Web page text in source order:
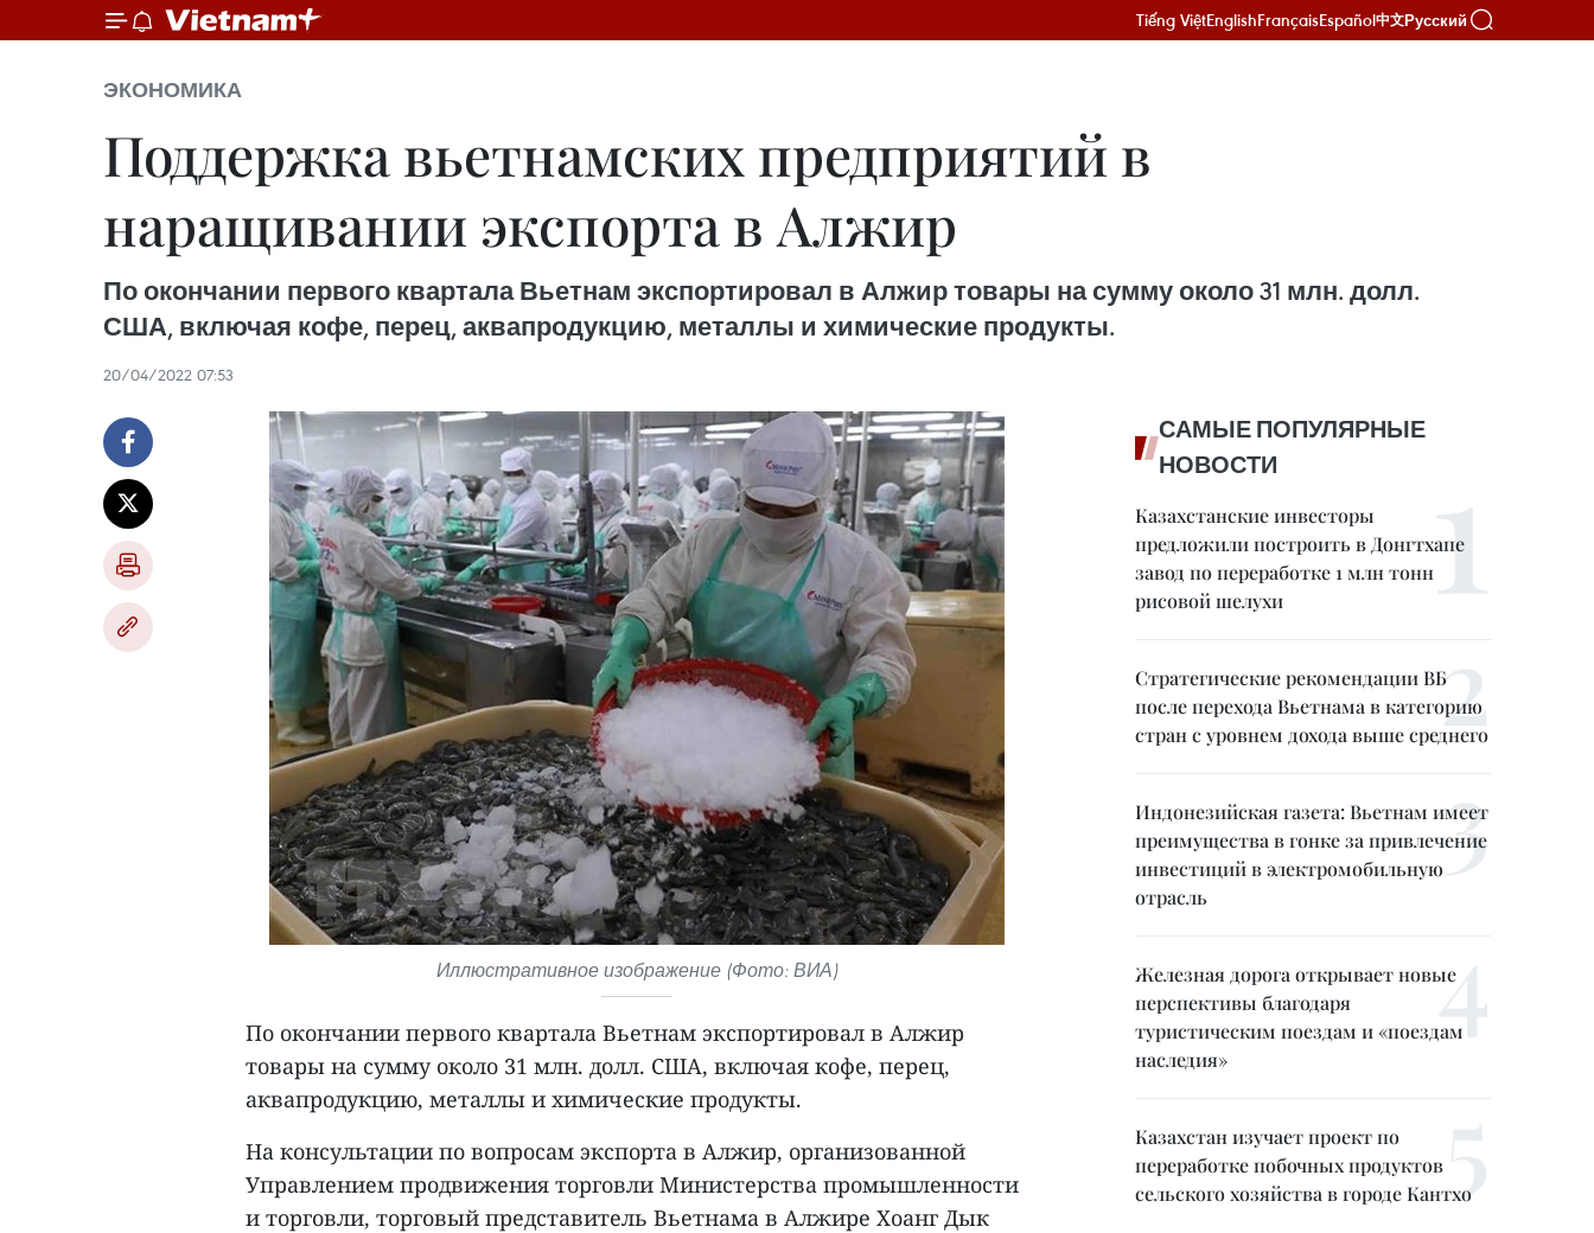
Tiếng ViệtEnglishFrançaisEspañol中文Русский
ЭКОНОМИКА
Поддержка вьетнамских предприятий в
наращивании экспорта в Алжир
По окончании первого квартала Вьетнам экспортировал в Алжир товары на сумму около 31 млн. долл.
США, включая кофе, перец, аквапродукцию, металлы и химические продукты.
20/04/2022 07:53
Иллюстративное изображение (Фото: ВИА)
По окончании первого квартала Вьетнам экспортировал в Алжир
товары на сумму около 31 млн. долл. США, включая кофе, перец,
аквапродукцию, металлы и химические продукты.
На консультации по вопросам экспорта в Алжир, организованной
Управлением продвижения торговли Министерства промышленности
и торговли, торговый представитель Вьетнама в Алжире Хоанг Дык
САМЫЕ ПОПУЛЯРНЫЕ
НОВОСТИ
Казахстанские инвесторы
предложили построить в Донгтхапе
завод по переработке 1 млн тонн
рисовой шелухи
Стратегические рекомендации ВБ
после перехода Вьетнама в категорию
стран с уровнем дохода выше среднего
Индонезийская газета: Вьетнам имеет
преимущества в гонке за привлечение
инвестиций в электромобильную
отрасль
Железная дорога открывает новые
перспективы благодаря
туристическим поездам и «поездам
наследия»
Казахстан изучает проект по
переработке побочных продуктов
сельского хозяйства в городе Кантхо